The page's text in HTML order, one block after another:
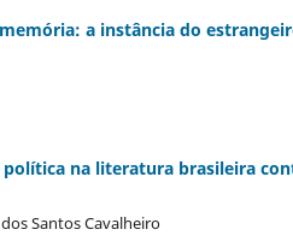
a instância do
na literatura brasileira
Santos Cavalheiro